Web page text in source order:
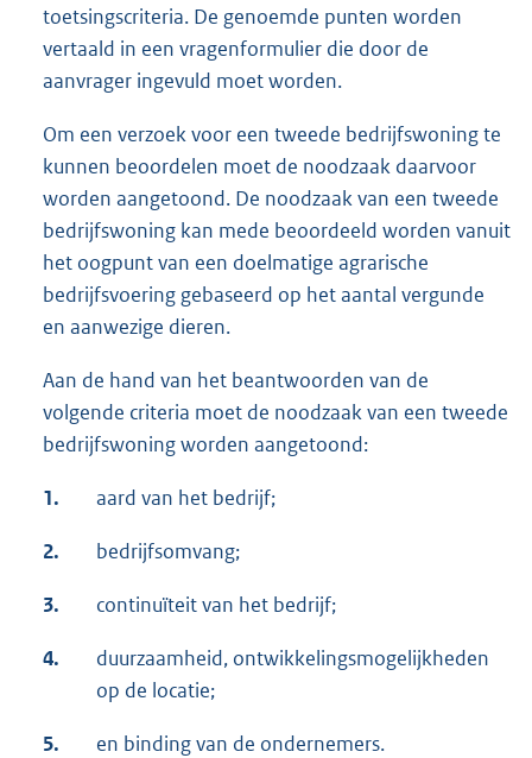
toetsingscriteria. De genoemde punten worden
vertaald in een vragenformulier die door de
aanvrager ingevuld moet worden.
Om een verzoek voor een tweede bedrijfswoning te
kunnen beoordelen moet de noodzaak daarvoor
worden aangetoond. De noodzaak van een tweede
bedrijfswoning kan mede beoordeeld worden vanuit
het oogpunt van een doelmatige agrarische
bedrijfsvoering gebaseerd op het aantal vergunde
en aanwezige dieren.
Aan de hand van het beantwoorden van de
volgende criteria moet de noodzaak van een tweede
bedrijfswoning worden aangetoond:
1. aard van het bedrijf;
2. bedrijfsomvang;
3. continuïteit van het bedrijf;
4.
duurzaamheid, ontwikkelingsmogelijkheden
op de locatie;
5. en binding van de ondernemers.